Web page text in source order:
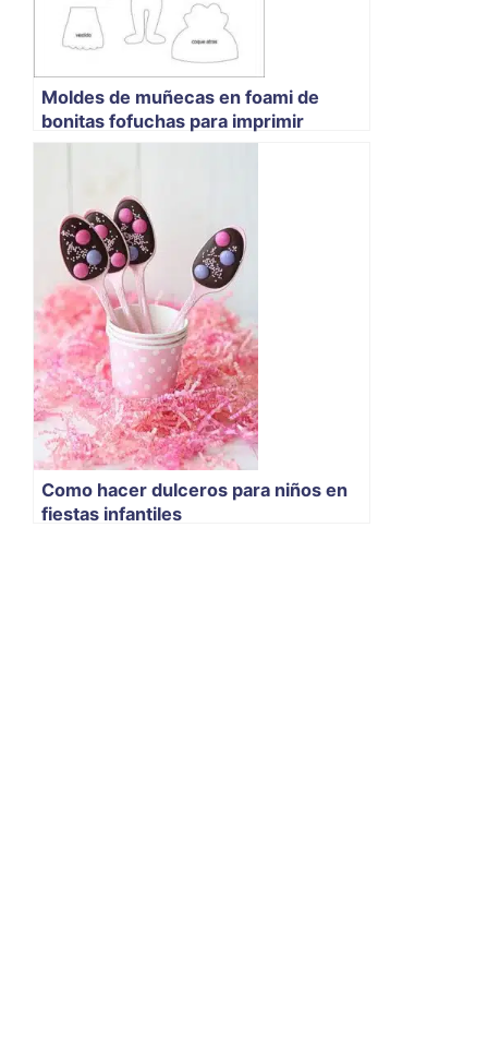
Moldes de muñecas en foami de
bonitas fofuchas para imprimir
Como hacer dulceros para niños en
fiestas infantiles